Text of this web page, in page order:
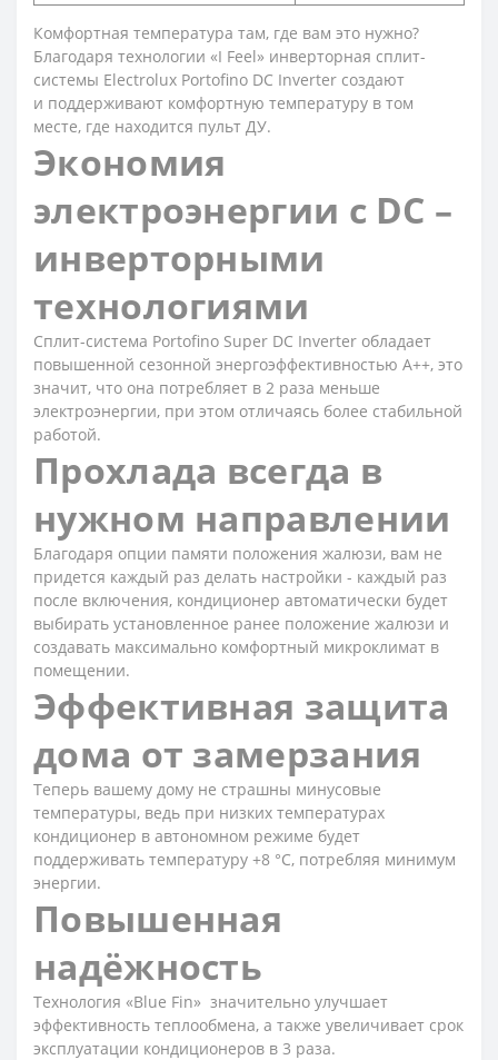
Комфортная температура там, где вам это нужно?
Благодаря технологии «I Feel» инверторная сплит-
системы Electrolux Portofino DC Inverter создают
и поддерживают комфортную температуру в том
месте, где находится пульт ДУ.
Экономия
электроэнергии с DC –
инверторными
технологиями
Сплит-система Portofino Super DC Inverter обладает
повышенной сезонной энергоэффективностью А++, это
значит, что она потребляет в 2 раза меньше
электроэнергии, при этом отличаясь более стабильной
работой.
Прохлада всегда в
нужном направлении
Благодаря опции памяти положения жалюзи, вам не
придется каждый раз делать настройки - каждый раз
после включения, кондиционер автоматически будет
выбирать установленное ранее положение жалюзи и
создавать максимально комфортный микроклимат в
помещении.
Эффективная защита
дома от замерзания
Теперь вашему дому не страшны минусовые
температуры, ведь при низких температурах
кондиционер в автономном режиме будет
поддерживать температуру +8 °С, потребляя минимум
энергии.
Повышенная
надёжность
Технология «Blue Fin» значительно улучшает
эффективность теплообмена, а также увеличивает срок
эксплуатации кондиционеров в 3 раза.